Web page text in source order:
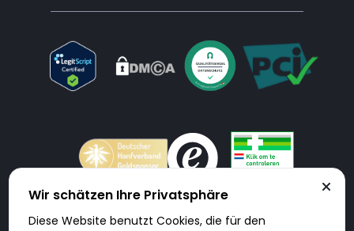
Doktorabc.com ist eine Vermittlungsplattform. Doktorabc ist ausdrücklich
Wir schätzen Ihre Privatsphäre
Diese Website benutzt Cookies, die für den